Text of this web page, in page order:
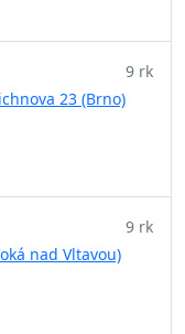
23 (Brno)
9 rk
nad Vltavou)
9 rk